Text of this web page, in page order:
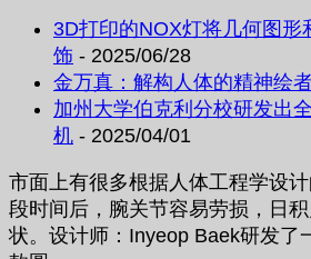
3D打印的NOX灯将几何图形
饰 - 2025/06/28
金万真：解构人体的精神绘
加州大学伯克利分校研发出
机 - 2025/04/01
市面上有很多根据人体工程学设
段时间后，腕关节容易劳损，日积
状。设计师：Inyeop Baek研发了